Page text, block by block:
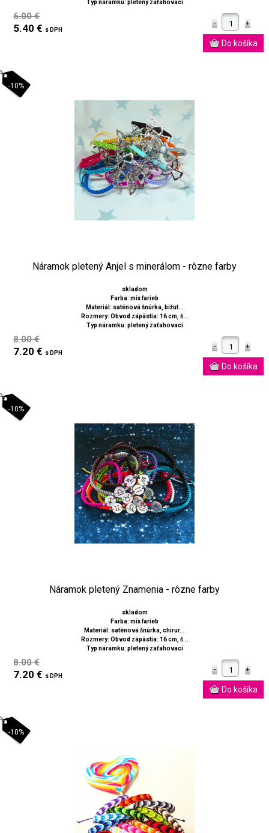
Typ náramku: pletený zaťahovací
6.00 €
5.40 € s DPH
-10%
Náramok pletený Anjel s minerálom - rôzne farby
skladom
Farba: mix farieb
Materiál: saténová šnúrka, bižut...
Rozmery: Obvod zápästia: 16 cm, š...
Typ náramku: pletený zaťahovací
8.00 €
7.20 € s DPH
-10%
Náramok pletený Znamenia - rôzne farby
skladom
Farba: mix farieb
Materiál: saténová šnúrka, chirur...
Rozmery: Obvod zápästia: 16 cm, š...
Typ náramku: pletený zaťahovací
8.00 €
7.20 € s DPH
-10%